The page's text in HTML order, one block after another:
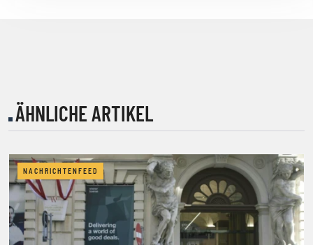
ÄHNLICHE ARTIKEL
NACHRICHTENFEED